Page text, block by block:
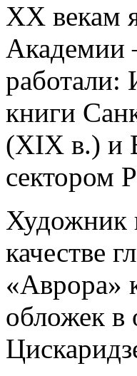
XX векам
Академии
работали:
книги
(XIX в.) и
сектором
Художник
качестве
«Аврора»
обложек в